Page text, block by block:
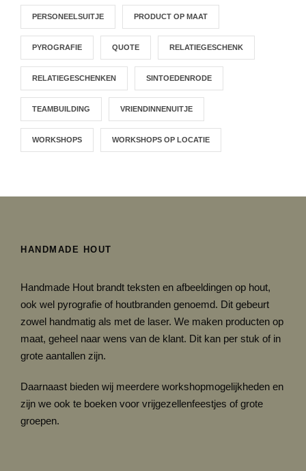
PERSONEELSUITJE PRODUCT OP MAAT
PYROGRAFIE QUOTE RELATIEGESCHENK
RELATIEGESCHENKEN SINTOEDENRODE
TEAMBUILDING VRIENDINNENUITJE
WORKSHOPS WORKSHOPS OP LOCATIE
HANDMADE HOUT
Handmade Hout brandt teksten en afbeeldingen op hout,
ook wel pyrografie of houtbranden genoemd. Dit gebeurt
zowel handmatig als met de laser. We maken producten op
maat, geheel naar wens van de klant. Dit kan per stuk of in
grote aantallen zijn.
Daarnaast bieden wij meerdere workshopmogelijkheden en
zijn we ook te boeken voor vrijgezellenfeestjes of grote
groepen.